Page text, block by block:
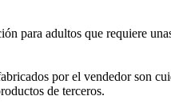
para adultos que requiere
por el vendedor son
de terceros.